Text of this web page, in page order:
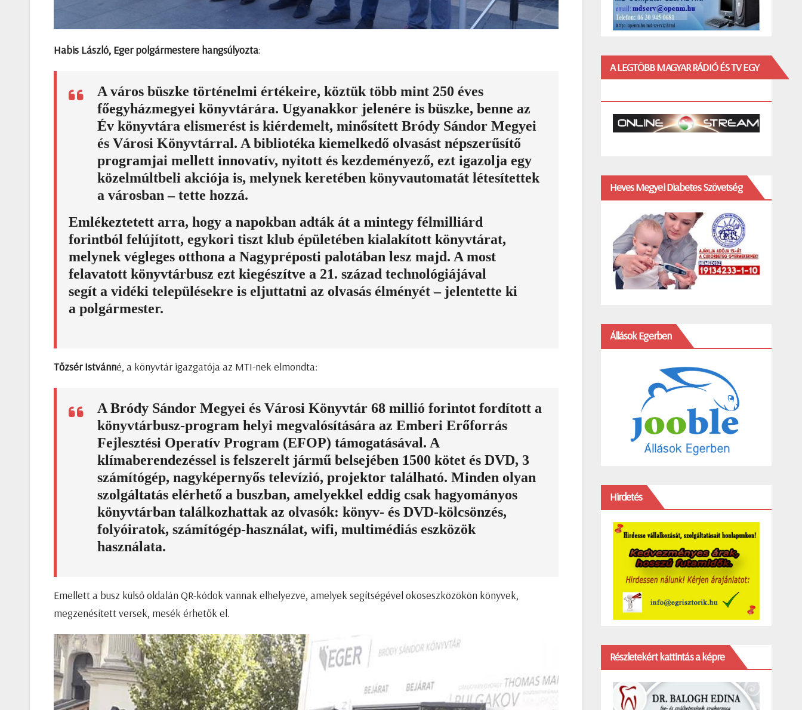
Habis László, Eger polgármestere hangsúlyozta:
A város büszke történelmi értékeire, köztük több mint 250 éves
főegyházmegyei könyvtárára. Ugyanakkor jelenére is büszke, benne az
Év könyvtára elismerést is kiérdemelt, minősített Bródy Sándor Megyei
és Városi Könyvtárral. A bibliotéka kiemelkedő olvasást népszerűsítő
programjai mellett innovatív, nyitott és kezdeményező, ezt igazolja egy
közelmúltbeli akciója is, melynek keretében könyvautomatát létesítettek
a városban – tette hozzá.
Emlékeztetett arra, hogy a napokban adták át a mintegy félmilliárd
forintból felújított, egykori tiszt klub épületében kialakított könyvtárat,
melynek végleges otthona a Nagypréposti palotában lesz majd. A most
felavatott könyvtárbusz ezt kiegészítve a 21. század technológiájával
segít a vidéki településekre is eljuttatni az olvasás élményét – jelentette ki
a polgármester.
Tőzsér Istvánné, a könyvtár igazgatója az MTI-nek elmondta:
A Bródy Sándor Megyei és Városi Könyvtár 68 millió forintot fordított a
könyvtárbusz-program helyi megvalósítására az Emberi Erőforrás
Fejlesztési Operatív Program (EFOP) támogatásával. A
klímaberendezéssel is felszerelt jármű belsejében 1500 kötet és DVD, 3
számítógép, nagyképernyős televízió, projektor található. Minden olyan
szolgáltatás elérhető a buszban, amelyekkel eddig csak hagyományos
könyvtárban találkozhattak az olvasók: könyv- és DVD-kölcsönzés,
folyóiratok, számítógép-használat, wifi, multimédiás eszközök
használata.
Emellett a busz külső oldalán QR-kódok vannak elhelyezve, amelyek segítségével okoseszközökön könyvek,
megzenésített versek, mesék érhetők el.
A LEGTÖBB MAGYAR RÁDIÓ ÉS TV EGY
Heves Megyei Diabetes Szövetség
Állások Egerben
Hirdetés
Részletekért kattintás a képre